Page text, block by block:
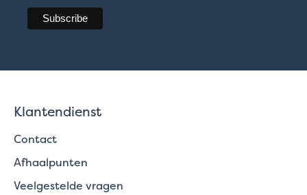
Klantendienst
Contact
Afhaalpunten
Veelgestelde vragen